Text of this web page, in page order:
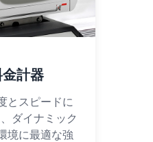
計器
とスピードに
ダイナミック
境に最適な強